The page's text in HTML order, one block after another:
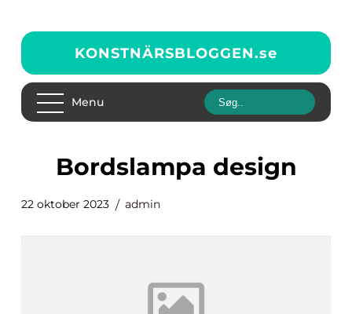
KONSTNÄRSBLOGGEN.se
Menu
bordslampa design
22 oktober 2023 admin